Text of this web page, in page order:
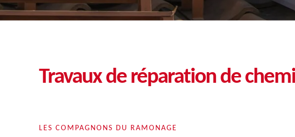
Travaux de réparation de
LES COMPAGNONS DU RAMONAGE